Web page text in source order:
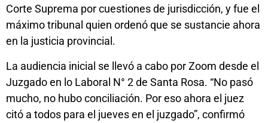
Corte Suprema por cuestiones de jurisdicción, y fue el
máximo tribunal quien ordenó que se sustancie ahora
en la justicia provincial.
La audiencia inicial se llevó a cabo por Zoom desde el
Juzgado en lo Laboral N° 2 de Santa Rosa. “No pasó
mucho, no hubo conciliación. Por eso ahora el juez
citó a todos para el jueves en el juzgado”, confirmó